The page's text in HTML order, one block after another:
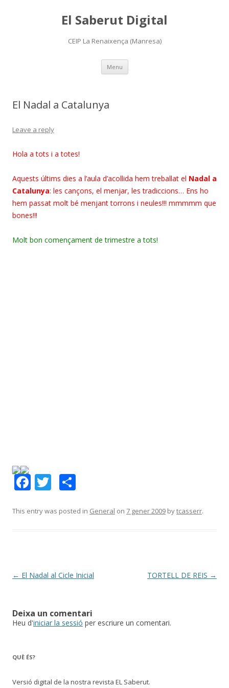
El Saberut Digital
CEIP La Renaixença (Manresa)
Menu Skip
content
El Nadal a Catalunya
Leave a reply
Hola a tots i a totes!
Aquests últims dies a l’aula d’acollida hem treballat el Nadal a
Catalunya: les cançons, el menjar, les tradiccions… Ens ho
hem passat molt bé menjant torrons i neules!!! mmmmm que
bones!!!
Molt bon començament de trimestre a tots!
F
e
k
T
itt m
ix
This entry was posted in General on 7 gener 2009 bytcasserr.
Post
← El Nadal al Cicle Inicial TORTELL DE REIS →
Deixa un comentari
Heu d'iniciar la sessió per escriure un comentari.
QUÈ ÉS?
Versió digital de la nostra revista EL Saberut.